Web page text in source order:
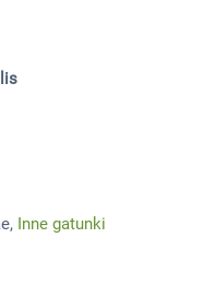
Inne gatunki